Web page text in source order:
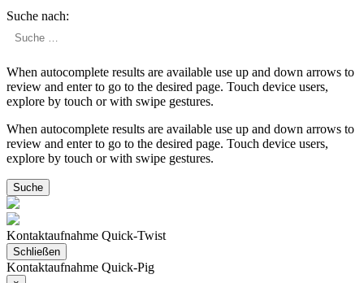
Suche nach:
When autocomplete results are available use up and down arrows to
review and enter to go to the desired page. Touch device users,
explore by touch or with swipe gestures.
When autocomplete results are available use up and down arrows to
review and enter to go to the desired page. Touch device users,
explore by touch or with swipe gestures.
Kontaktaufnahme Quick-Twist
Schließen
Kontaktaufnahme Quick-Pig